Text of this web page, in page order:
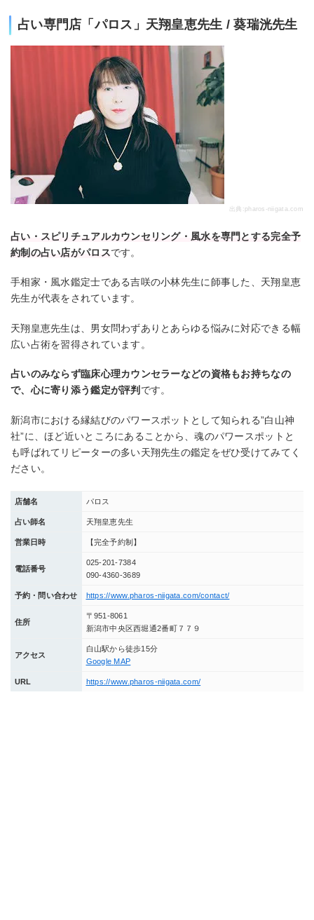
占い専門店「パロス」天翔皇恵先生 / 葵瑞洸先生
出典: pharos-niigata.com
占い・スピリチュアルカウンセリング・風水を専門とする完全予
約制の占い店がパロスです。
手相家・風水鑑定士である吉咲の小林先生に師事した、天翔皇恵
先生が代表をされています。
天翔皇恵先生は、男女問わずありとあらゆる悩みに対応できる幅
広い占術を習得されています。
占いのみならず臨床心理カウンセラーなどの資格もお持ちなの
で、心に寄り添う鑑定が評判 です。
新潟市における縁結びのパワースポットとして知られる”白山神
社”に、ほど近いところにあることから、魂のパワースポットと
も呼ばれてリピーターの多い天翔先生の鑑定をぜひ受けてみてく
ださい。
店舗名 パロス
占い師名 天翔皇恵先生
営業日時 【完全予約制】
電話番号
025-201-7384
090-4360-3689
予約・問い合わせ https://www.pharos-niigata.com/contact/
住所
〒951-8061
新潟市中央区西堀通2番町７７９
アクセス
白山駅から徒歩15分
Google MAP
URL https://www.pharos-niigata.com/